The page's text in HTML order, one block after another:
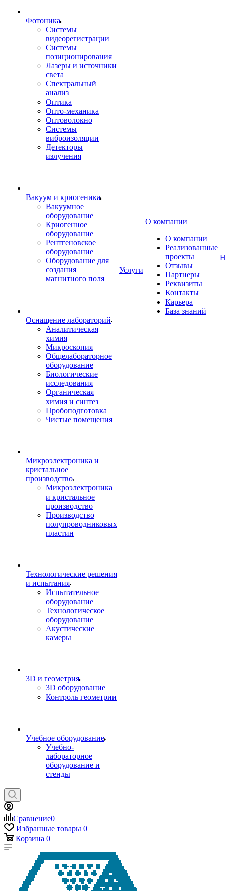
Фотоника
Cистемы
видеорегистрации
Системы
позиционирования
Лазеры и источники
света
Спектральный
анализ
Оптика
Опто-механика
Оптоволокно
Системы
виброизоляции
Детекторы
излучения
Вакуум и криогеника
Вакуумное
оборудование
Криогенное
оборудование
Рентгеновское
оборудование
Оборудование для
создания
магнитного поля
Оснащение лабораторий
Аналитическая
химия
Микроскопия
Общелабораторное
оборудование
Биологические
исследования
Органическая
химия и синтез
Пробоподготовка
Чистые помещения
Микроэлектроника и
кристальное
производство
Микроэлектроника
и кристальное
производство
Производство
полупроводниковых
пластин
Технологические решения
и испытания
Испытательное
оборудование
Технологическое
оборудование
Акустические
камеры
3D и геометрия
3D оборудование
Контроль геометрии
Учебное оборудование
Учебно-
лабораторное
оборудование и
стенды
Услуги
О компании
О компании
Реализованные
проекты
Отзывы
Партнеры
Реквизиты
Контакты
Карьера
База знаний
Сравнение0
Избранные товары 0
Корзина 0